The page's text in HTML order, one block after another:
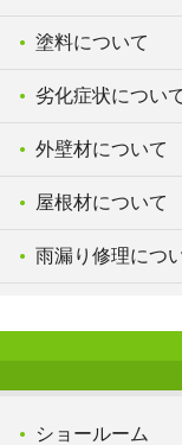
塗料について
劣化症状につい
外壁材について
屋根材について
雨漏り修理につ
ショールーム